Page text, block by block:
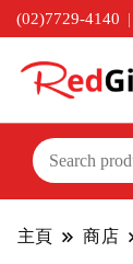
(02)7729-4140
主頁 商店